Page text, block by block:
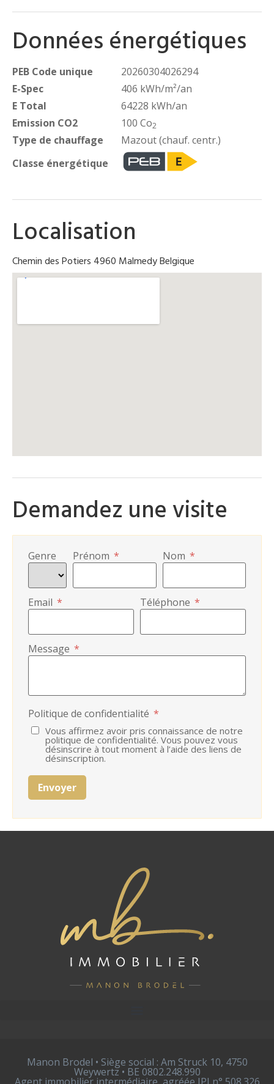
Données énergétiques
PEB Code unique
20260304026294
E-Spec
406 kWh/m²/an
E Total
64228 kWh/an
Emission CO2
100 Co2
Type de chauffage
Mazout (chauf. centr.)
Classe énergétique
Localisation
Chemin des Potiers 4960 Malmedy Belgique
Demandez une visite
Genre Prénom * Nom *
Email * Téléphone *
Message *
Politique de confidentialité *
Vous affirmez avoir pris connaissance de notre
politique de confidentialité. Vous pouvez vous
désinscrire à tout moment à l’aide des liens de
désinscription.
Envoyer
Manon Brodel • Siège social : Am Struck 10, 4750
Weywertz • BE 0802.248.990